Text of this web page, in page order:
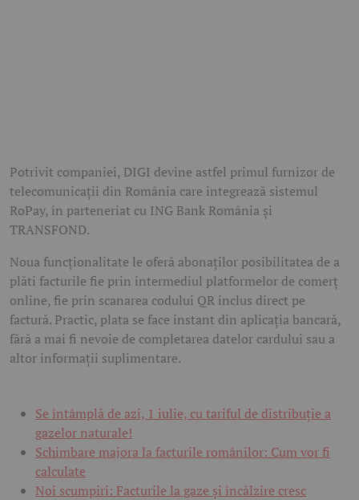
Potrivit companiei, DIGI devine astfel primul furnizor de
telecomunicații din România care integrează sistemul
RoPay, în parteneriat cu ING Bank România și
TRANSFOND.
Noua funcționalitate le oferă abonaților posibilitatea de a
plăti facturile fie prin intermediul platformelor de comerț
online, fie prin scanarea codului QR inclus direct pe
factură. Practic, plata se face instant din aplicația bancară,
fără a mai fi nevoie de completarea datelor cardului sau a
altor informații suplimentare.
Se întâmplă de azi, 1 iulie, cu tariful de distribuție a
gazelor naturale!
Schimbare majora la facturile românilor: Cum vor fi
calculate
Noi scumpiri: Facturile la gaze și încălzire cresc